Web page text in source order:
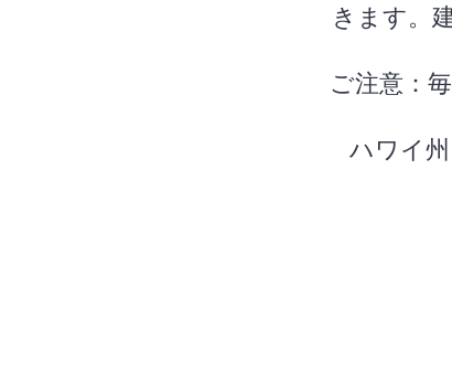
きます。
ご注意：
ハワイ